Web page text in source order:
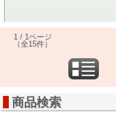
1 / 1ページ
（全15件）
商品検索